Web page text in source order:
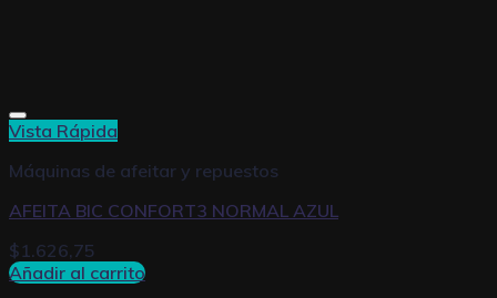
Vista Rápida
Máquinas de afeitar y repuestos
AFEITA BIC CONFORT3 NORMAL AZUL
$ 1.626,75
Añadir al carrito